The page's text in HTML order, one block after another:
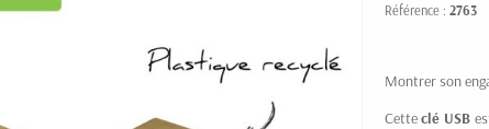
Référence : 2763
Montrer son
Cetteclé USB